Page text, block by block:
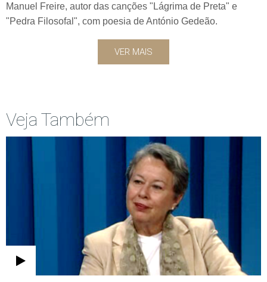
Manuel Freire, autor das canções "Lágrima de Preta" e
"Pedra Filosofal", com poesia de António Gedeão.
VER MAIS
Veja Também